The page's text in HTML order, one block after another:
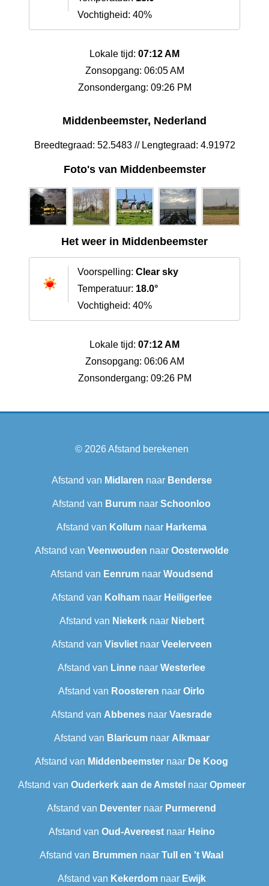
Vochtigheid: 40%
Lokale tijd: 07:12 AM
Zonsopgang: 06:05 AM
Zonsondergang: 09:26 PM
Middenbeemster, Nederland
Breedtegraad: 52.5483 // Lengtegraad: 4.91972
Foto's van Middenbeemster
Het weer in Middenbeemster
Voorspelling: Clear sky
Temperatuur: 18.0°
Vochtigheid: 40%
Lokale tijd: 07:12 AM
Zonsopgang: 06:06 AM
Zonsondergang: 09:26 PM
© 2026Afstand berekenen
Afstand van Midlaren naar Benderse
Afstand van Burum naar Schoonloo
Afstand van Kollum naar Harkema
Afstand van Veenwouden naar Oosterwolde
Afstand van Eenrumnaar Woudsend
Afstand van Kolhamnaar Heiligerlee
Afstand van Niekerknaar Niebert
Afstand van Visvlietnaar Veelerveen
Afstand van Linne naar Westerlee
Afstand van Roosteren naar Oirlo
Afstand van Abbenes naar Vaesrade
Afstand van Blaricumnaar Alkmaar
Afstand van Middenbeemster naar De Koog
Afstand van Ouderkerk aan de Amstel naar Opmeer
Afstand van Deventer naar Purmerend
Afstand van Oud-Avereestnaar Heino
Afstand van Brummen naar Tull en 't Waal
Afstand van Kekerdomnaar Ewijk